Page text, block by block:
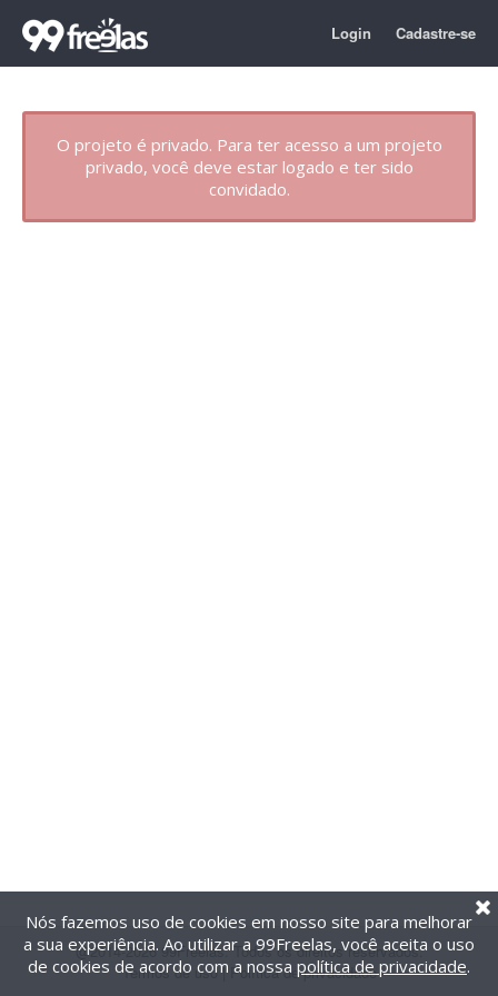
Login Cadastre-se
O projeto é privado. Para ter acesso a um projeto
privado, você deve estar logado e ter sido
convidado.
@2014-2026 99Freelas. Todos os direitos reservados.
Termos de uso| Política de privacidade
Nós fazemos uso de cookies em nosso site para melhorar
a sua experiência. Ao utilizar a 99Freelas, você aceita o uso
de cookies de acordo com a nossa política de privacidade.